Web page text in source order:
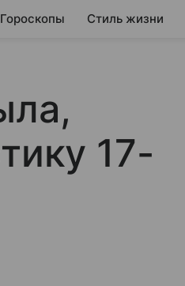
Гороскопы Стиль жизни
17-